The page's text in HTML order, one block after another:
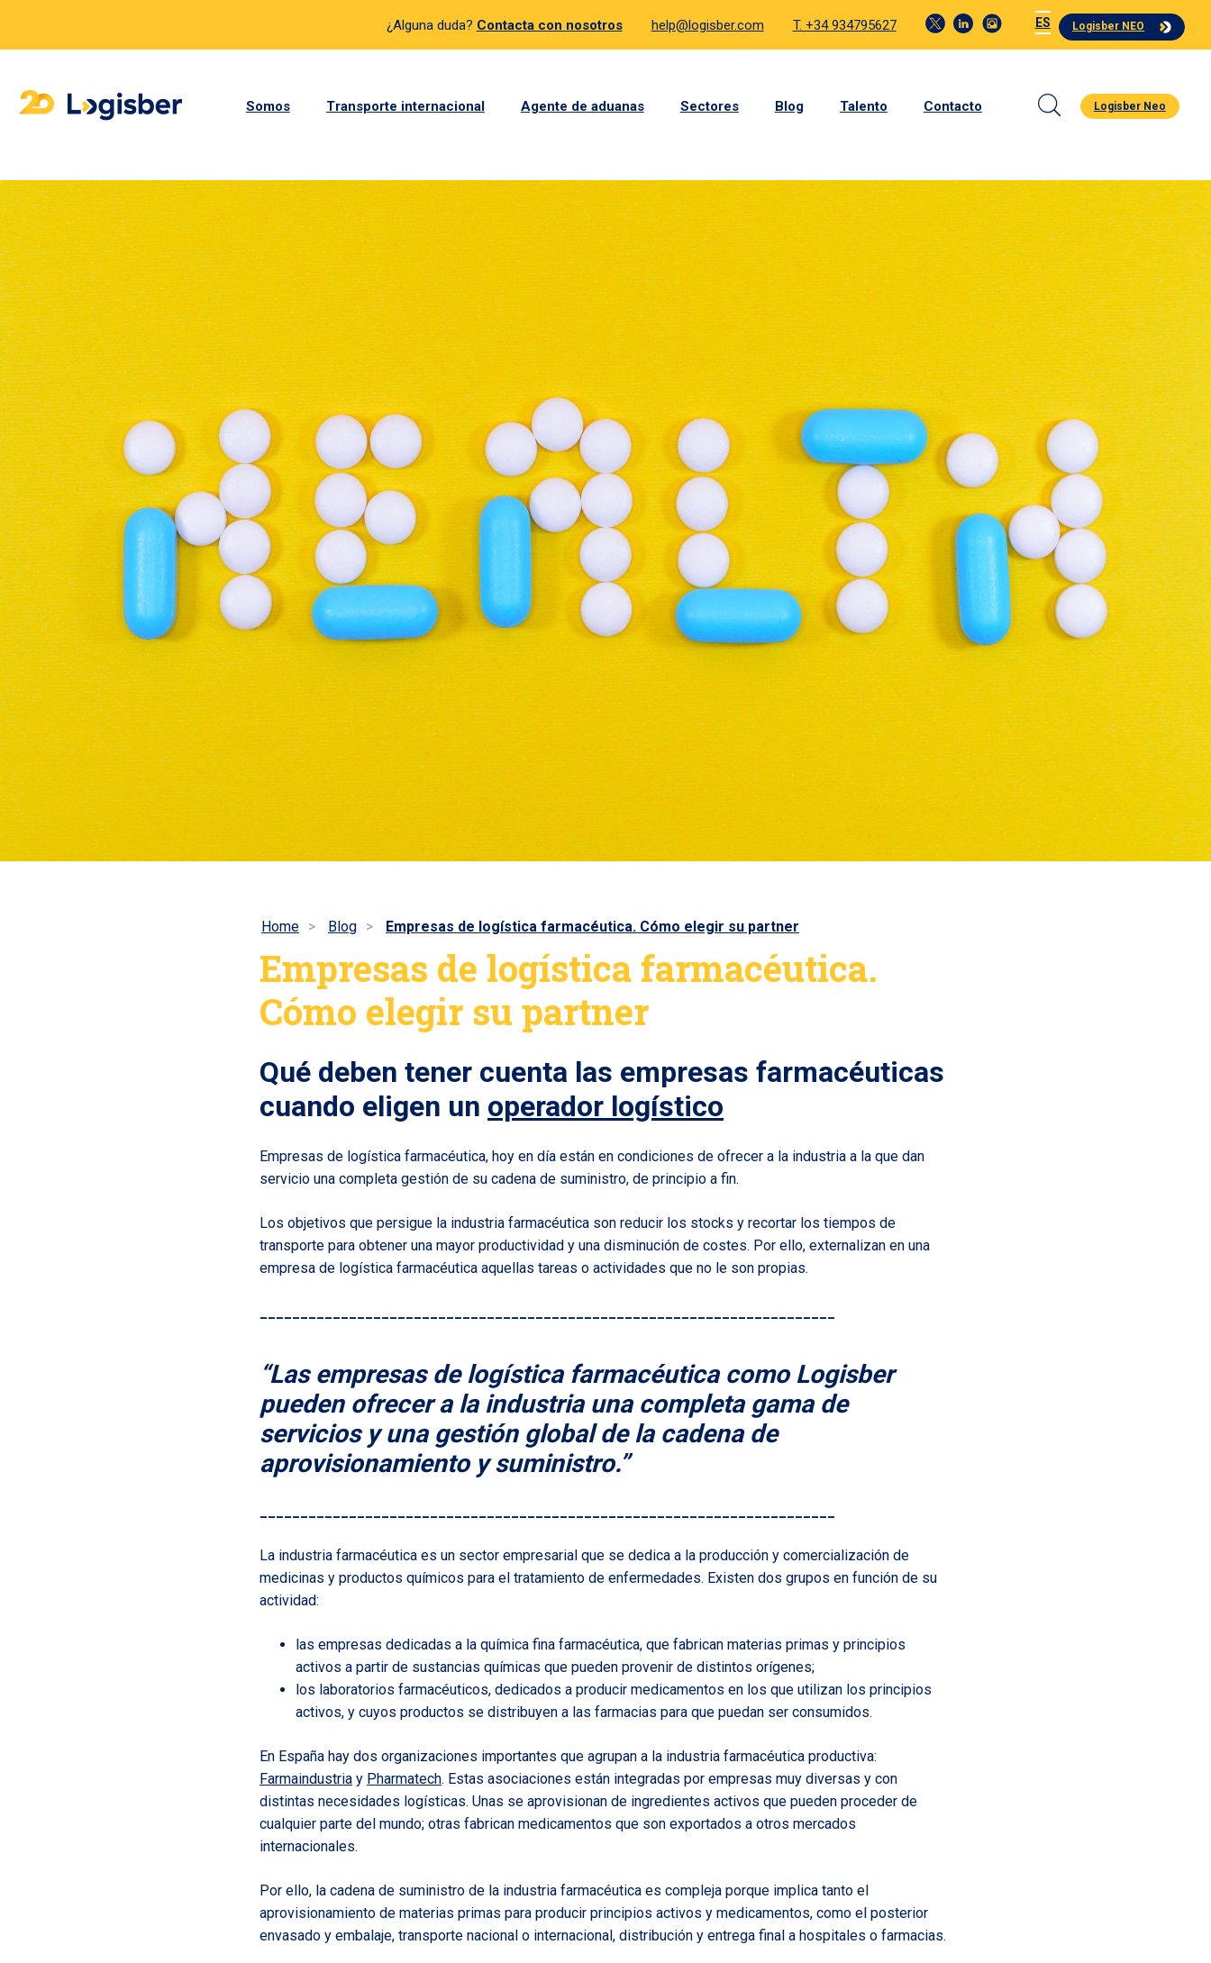
¿Alguna duda? Contacta con nosotros help@logisber.com T. +34 934795627 ES Logisber NEO
Somos Transporte internacional Agente de aduanas Sectores Blog Talento Contacto Logisber Neo
Home Blog Empresas de logística farmacéutica. Cómo elegir su partner
Empresas de logística farmacéutica.
Cómo elegir su partner
Qué deben tener cuenta las empresas farmacéuticas
cuando eligen un operador logístico
Empresas de logística farmacéutica, hoy en día están en condiciones de ofrecer a la industria a la que dan
servicio una completa gestión de su cadena de suministro, de principio a fin.
Los objetivos que persigue la industria farmacéutica son reducir los stocks y recortar los tiempos de
transporte para obtener una mayor productividad y una disminución de costes. Por ello, externalizan en una
empresa de logística farmacéutica aquellas tareas o actividades que no le son propias.
“Las empresas de logística farmacéutica como Logisber
pueden ofrecer a la industria una completa gama de
servicios y una gestión global de la cadena de
aprovisionamiento y suministro.”
La industria farmacéutica es un sector empresarial que se dedica a la producción y comercialización de
medicinas y productos químicos para el tratamiento de enfermedades. Existen dos grupos en función de su
actividad:
las empresas dedicadas a la química fina farmacéutica, que fabrican materias primas y principios
activos a partir de sustancias químicas que pueden provenir de distintos orígenes;
los laboratorios farmacéuticos, dedicados a producir medicamentos en los que utilizan los principios
activos, y cuyos productos se distribuyen a las farmacias para que puedan ser consumidos.
En España hay dos organizaciones importantes que agrupan a la industria farmacéutica productiva:
Farmaindustria y Pharmatech. Estas asociaciones están integradas por empresas muy diversas y con
distintas necesidades logísticas. Unas se aprovisionan de ingredientes activos que pueden proceder de
cualquier parte del mundo; otras fabrican medicamentos que son exportados a otros mercados
internacionales.
Por ello, la cadena de suministro de la industria farmacéutica es compleja porque implica tanto el
aprovisionamiento de materias primas para producir principios activos y medicamentos, como el posterior
envasado y embalaje, transporte nacional o internacional, distribución y entrega final a hospitales o farmacias.